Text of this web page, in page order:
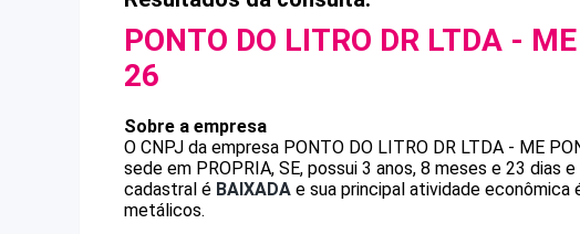
PONTO DO LITRO DR LTDA - ME
26
Sobre a empresa
O CNPJ da empresa PONTO DO LITRO DR LTDA - ME
sede em PROPRIA, SE, possui 3 anos, 8 meses e 23 dias
cadastral é BAIXADA e sua principal atividade
metálicos.